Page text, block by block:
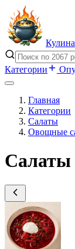
Категории
Главная
Категории
Салаты
Овощные
Салаты